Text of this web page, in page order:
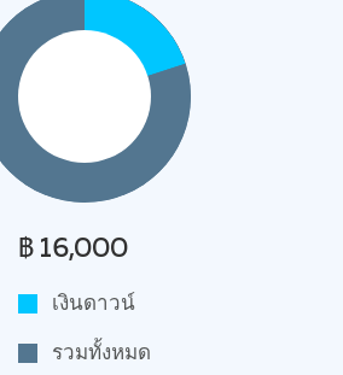
฿ 16,000
เงินดาวน์
รวมทั้งหมด